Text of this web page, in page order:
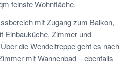
feinste Wohnfläche.
mit Zugang zum Balkon,
Einbauküche, Zimmer und
die Wendeltreppe geht es nach
mit Wannenbad – ebenfalls